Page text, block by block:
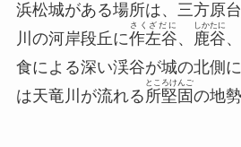
浜松城がある場所は、三方原
川の河岸段丘に作左谷
さくざだに
、 鹿谷
しかたに
、
食による深い渓谷が城の北側
は天竜川が流れる所堅固
ところけんご
の地